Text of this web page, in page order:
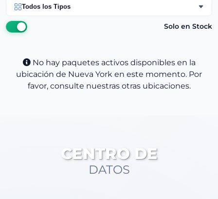
Todos los Tipos
Solo en Stock
No hay paquetes activos disponibles en la
ubicación de Nueva York en este momento. Por
favor, consulte nuestras otras ubicaciones.
CENTRO DE
DATOS